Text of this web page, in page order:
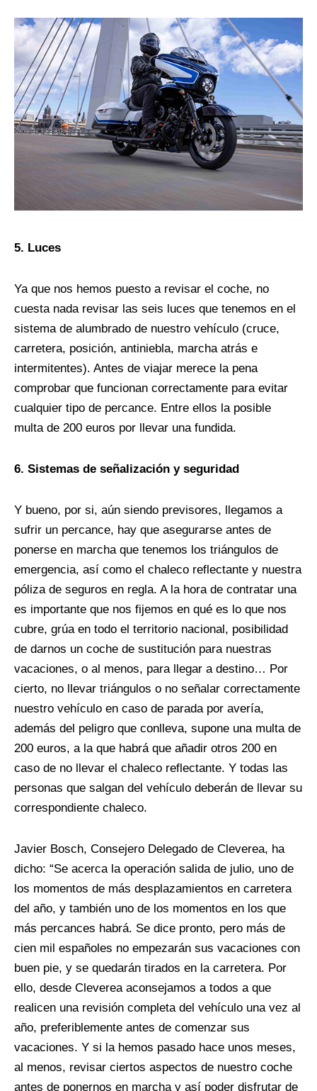
5. Luces
Ya que nos hemos puesto a revisar el coche, no
cuesta nada revisar las seis luces que tenemos en el
sistema de alumbrado de nuestro vehículo (cruce,
carretera, posición, antiniebla, marcha atrás e
intermitentes). Antes de viajar merece la pena
comprobar que funcionan correctamente para evitar
cualquier tipo de percance. Entre ellos la posible
multa de 200 euros por llevar una fundida.
6. Sistemas de señalización y seguridad
Y bueno, por si, aún siendo previsores, llegamos a
sufrir un percance, hay que asegurarse antes de
ponerse en marcha que tenemos los triángulos de
emergencia, así como el chaleco reflectante y nuestra
póliza de seguros en regla. A la hora de contratar una
es importante que nos fijemos en qué es lo que nos
cubre, grúa en todo el territorio nacional, posibilidad
de darnos un coche de sustitución para nuestras
vacaciones, o al menos, para llegar a destino… Por
cierto, no llevar triángulos o no señalar correctamente
nuestro vehículo en caso de parada por avería,
además del peligro que conlleva, supone una multa de
200 euros, a la que habrá que añadir otros 200 en
caso de no llevar el chaleco reflectante. Y todas las
personas que salgan del vehículo deberán de llevar su
correspondiente chaleco.
Javier Bosch, Consejero Delegado de Cleverea, ha
dicho: “Se acerca la operación salida de julio, uno de
los momentos de más desplazamientos en carretera
del año, y también uno de los momentos en los que
más percances habrá. Se dice pronto, pero más de
cien mil españoles no empezarán sus vacaciones con
buen pie, y se quedarán tirados en la carretera. Por
ello, desde Cleverea aconsejamos a todos a que
realicen una revisión completa del vehículo una vez al
año, preferiblemente antes de comenzar sus
vacaciones. Y si la hemos pasado hace unos meses,
al menos, revisar ciertos aspectos de nuestro coche
antes de ponernos en marcha y así poder disfrutar de